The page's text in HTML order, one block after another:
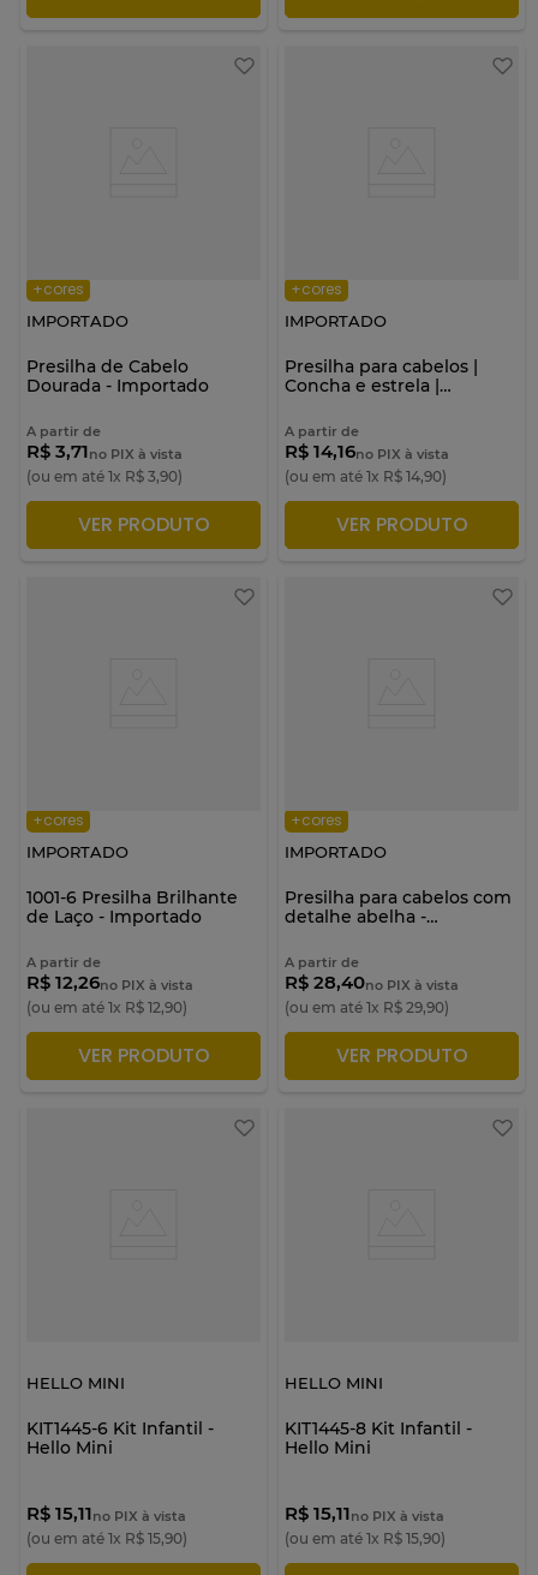
+cores
IMPORTADO
Presilha de Cabelo
Dourada - Importado
A partir de
R$ 3,71no PIX à vista
(ou em até 1x R$ 3,90)
ADICIONAR À SACOLA
VER PRODUTO
+cores
IMPORTADO
Presilha para cabelos |
Concha e estrela |
A partir de
R$ 14,16no PIX à vista
(ou em até 1x R$ 14,90)
ADICIONAR À SACOLA
VER PRODUTO
+cores
IMPORTADO
1001-6 Presilha Brilhante
de Laço - Importado
A partir de
R$ 12,26no PIX à vista
(ou em até 1x R$ 12,90)
ADICIONAR À SACOLA
VER PRODUTO
+cores
IMPORTADO
Presilha para cabelos com
detalhe abelha -
A partir de
R$ 28,40no PIX à vista
(ou em até 1x R$ 29,90)
ADICIONAR À SACOLA
VER PRODUTO
HELLO MINI
KIT1445-6 Kit Infantil -
Hello Mini
R$ 15,11no PIX à vista
(ou em até 1x R$ 15,90)
HELLO MINI
KIT1445-8 Kit Infantil -
Hello Mini
R$ 15,11no PIX à vista
(ou em até 1x R$ 15,90)